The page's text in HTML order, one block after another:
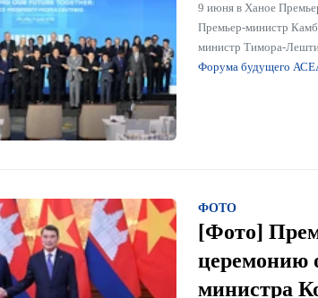
9 июня в Ханое
Премьер-министр
министр Тимора-
Форума будущего
ФОТО
[Фото]
церемонию
министра